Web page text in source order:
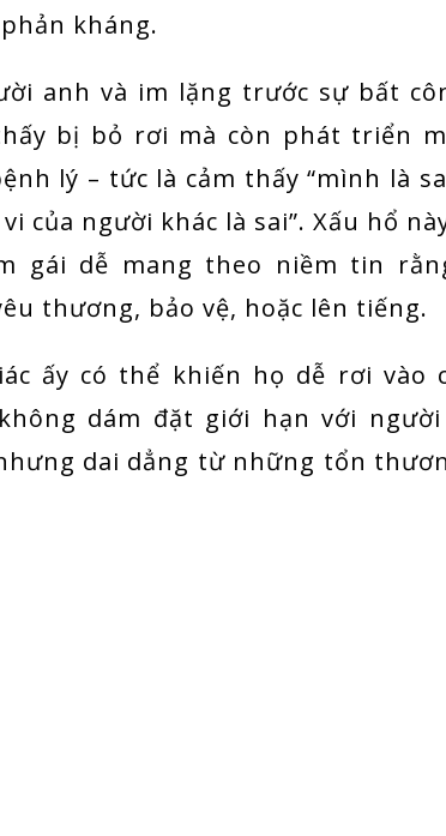
kháng.
anh và im lặng trước sự bất
bị bỏ rơi mà còn phát triển
lý – tức là cảm thấy “mình là
của người khác là sai”. Xấu hổ
gái dễ mang theo niềm tin
thương, bảo vệ, hoặc lên tiếng.
ấy có thể khiến họ dễ rơi vào
dám đặt giới hạn với người
dai dẳng từ những tổn